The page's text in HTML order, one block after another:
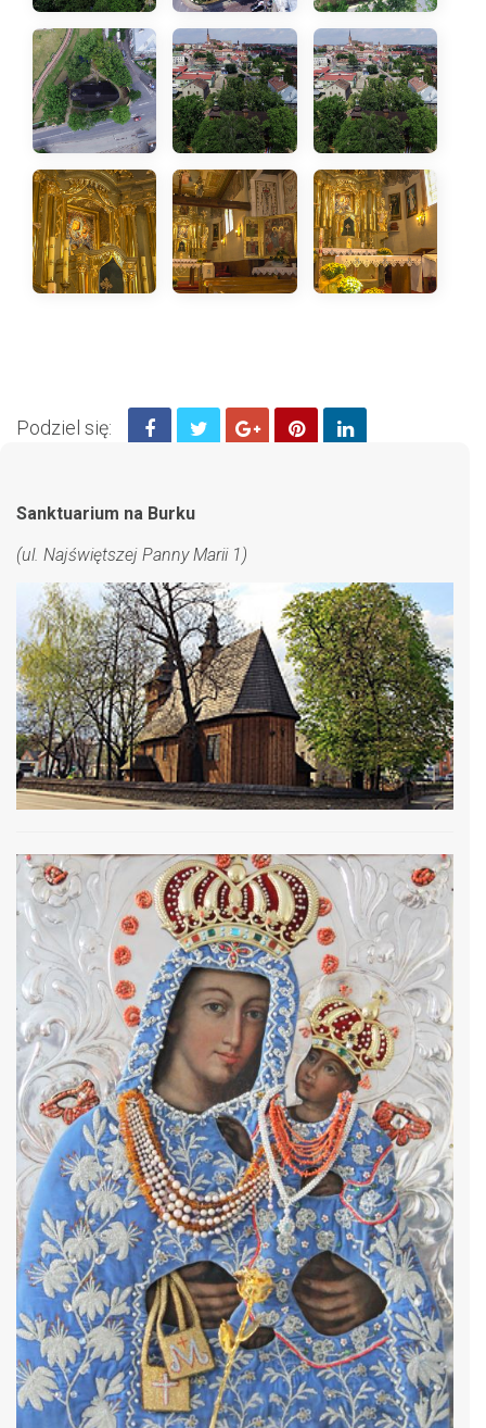
Podziel się:
Sanktuarium na Burku
(ul. Najświętszej Panny Marii 1)